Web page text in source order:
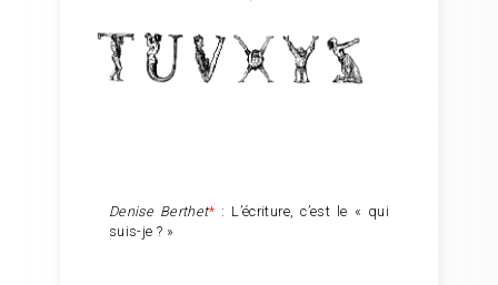
Denise Berthet* : L’écriture, c’est le « qui
suis-je ? »